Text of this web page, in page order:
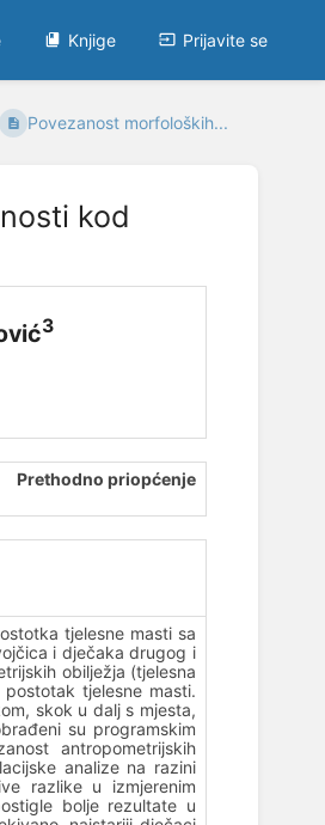
Knjige Prijavite se
Povezanost morfoloških...
kod
3
Prethodno priopćenje
tjelesne masti sa
i dječaka drugog i
obilježja (tjelesna
tjelesne masti.
skok u dalj s mjesta,
su programskim
antropometrijskih
analize na razini
razlike u izmjerenim
bolje rezultate u